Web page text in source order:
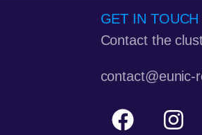
GET IN TOUCH
Contact the
contact@eunic-
F I